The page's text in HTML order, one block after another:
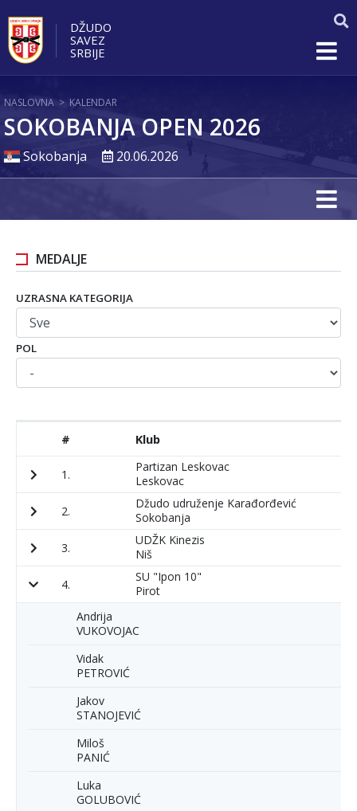
DŽUDO
SAVEZ
SRBIJE
NASLOVNA > KALENDAR
SOKOBANJA OPEN 2026
Sokobanja 20.06.2026
MEDALJE
UZRASNA KATEGORIJA
POL
# Klub
1.
Partizan Leskovac
Leskovac
2.
Džudo udruženje Karađorđević
Sokobanja
3.
UDŽK Kinezis
Niš
4.
SU "Ipon 10"
Pirot
Andrija
VUKOVOJAC
Vidak
PETROVIĆ
Jakov
STANOJEVIĆ
Miloš
PANIĆ
Luka
GOLUBOVIĆ